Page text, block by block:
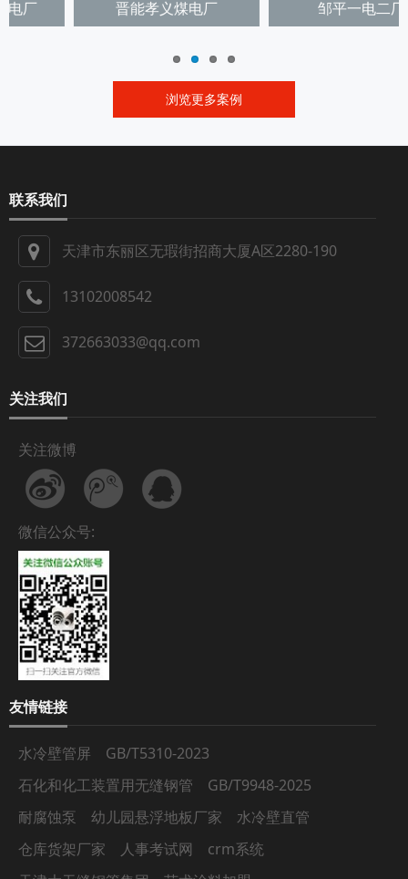
邹平一电二厂 华电哈尔滨发电厂
浏览更多案例
联系我们
天津市东丽区无瑕街招商大厦A区2280-190
13102008542
372663033@qq.com
关注我们
关注微博
微信公众号:
友情链接
水冷壁管屏
GB/T5310-2023
石化和化工装置用无缝钢管
GB/T9948-2025
耐腐蚀泵
幼儿园悬浮地板厂家
水冷壁直管
仓库货架厂家
人事考试网
crm系统